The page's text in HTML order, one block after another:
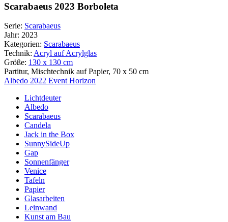
Scarabaeus 2023 Borboleta
Serie: Scarabaeus
Jahr: 2023
Kategorien: Scarabaeus
Technik: Acryl auf Acrylglas
Größe: 130 x 130 cm
Partitur, Mischtechnik auf Papier, 70 x 50 cm
Beitragsnavigation
Albedo 2022 Event Horizon
Lichtdeuter
Albedo
Scarabaeus
Candela
Jack in the Box
SunnySideUp
Gap
Sonnenfänger
Venice
Tafeln
Papier
Glasarbeiten
Leinwand
Kunst am Bau